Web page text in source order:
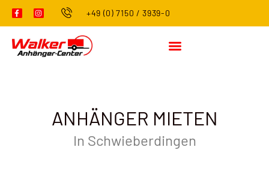
+49 (0) 7150 / 3939-0
ANHÄNGER MIETEN
In Schwieberdingen